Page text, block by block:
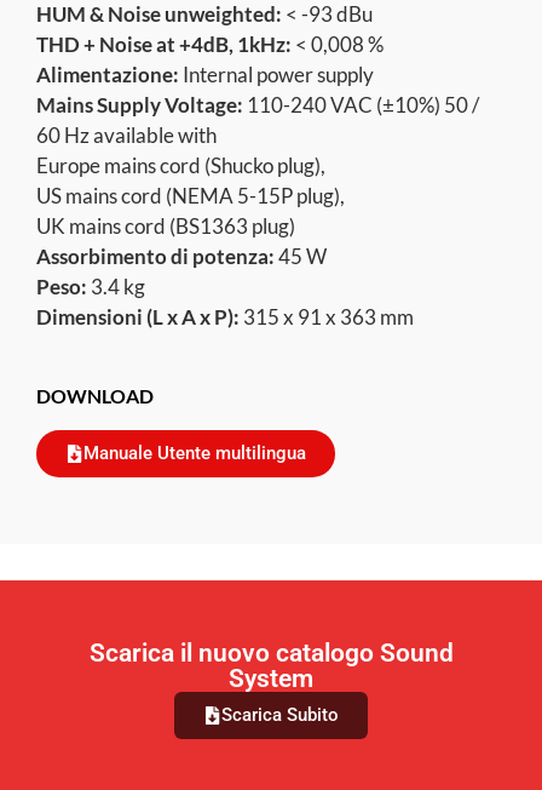
HUM & Noise unweighted: < -93 dBu
THD + Noise at +4dB, 1kHz: < 0,008 %
Alimentazione: Internal power supply
Mains Supply Voltage: 110-240 VAC (±10%) 50 /
60 Hz available with
Europe mains cord (Shucko plug),
US mains cord (NEMA 5-15P plug),
UK mains cord (BS1363 plug)
Assorbimento di potenza:45 W
Peso: 3.4 kg
Dimensioni (L x A x P): 315 x 91 x 363 mm
DOWNLOAD
Manuale Utente multilingua
Scarica il nuovo catalogo Sound
System
Scarica Subito